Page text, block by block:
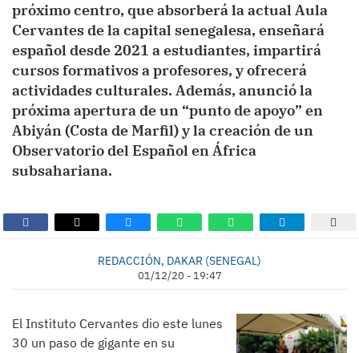
próximo centro, que absorberá la actual Aula
Cervantes de la capital senegalesa, enseñará
español desde 2021 a estudiantes, impartirá
cursos formativos a profesores, y ofrecerá
actividades culturales. Además, anunció la
próxima apertura de un “punto de apoyo” en
Abiyán (Costa de Marfil) y la creación de un
Observatorio del Español en África
subsahariana.
REDACCIÓN, DAKAR (SENEGAL)
01/12/20 - 19:47
El Instituto Cervantes dio este lunes
30 un paso de gigante en su